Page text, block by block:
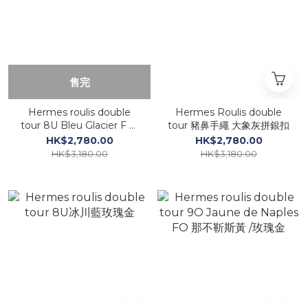
售完
Hermes roulis double
tour 8U Bleu Glacier F 手
繩 冰川藍 金扣
HK$2,780.00
HK$3,180.00
Hermes Roulis double
tour 豬鼻手繩 大象灰拼銀扣
HK$2,780.00
HK$3,180.00